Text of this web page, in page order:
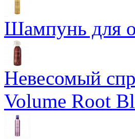
Шампунь для
Невесомый
Volume Root